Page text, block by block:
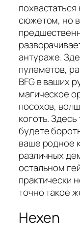
сюжетом, но
антураже.
пулеметов,
BFG в ваших
магическое
посохов,
коготь. Здесь
будете
ваше родное
различных
остальном
практически
точно такое
Hexen